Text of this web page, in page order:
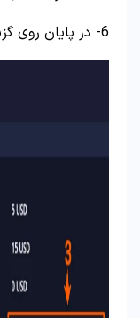
6- در پایان روی گزینه «Continue» کلیک کنید.